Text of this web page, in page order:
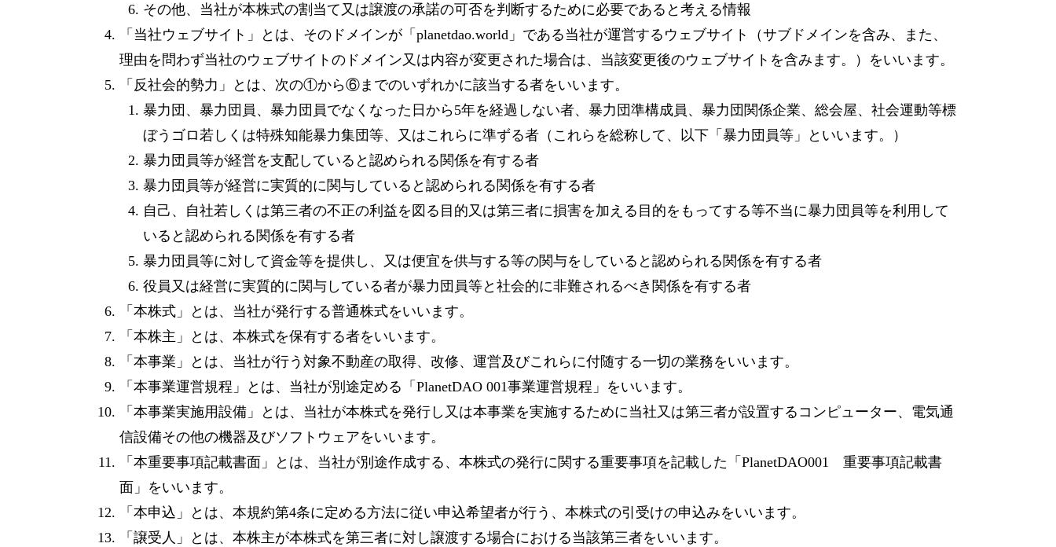
その他、当社が本株式の割当て又は譲渡の承諾の可否を判断するために必要であると考える情報
「当社ウェブサイト」とは、そのドメインが「planetdao.world」である当社が運営するウェブサイト（サブドメインを含み、また、
理由を問わず当社のウェブサイトのドメイン又は内容が変更された場合は、当該変更後のウェブサイトを含みます。）をいいます。
「反社会的勢力」とは、次の①から⑥までのいずれかに該当する者をいいます。
暴力団、暴力団員、暴力団員でなくなった日から5年を経過しない者、暴力団準構成員、暴力団関係企業、総会屋、社会運動等標
ぼうゴロ若しくは特殊知能暴力集団等、又はこれらに準ずる者（これらを総称して、以下「暴力団員等」といいます。）
暴力団員等が経営を支配していると認められる関係を有する者
暴力団員等が経営に実質的に関与していると認められる関係を有する者
自己、自社若しくは第三者の不正の利益を図る目的又は第三者に損害を加える目的をもってする等不当に暴力団員等を利用して
いると認められる関係を有する者
暴力団員等に対して資金等を提供し、又は便宜を供与する等の関与をしていると認められる関係を有する者
役員又は経営に実質的に関与している者が暴力団員等と社会的に非難されるべき関係を有する者
「本株式」とは、当社が発行する普通株式をいいます。
「本株主」とは、本株式を保有する者をいいます。
「本事業」とは、当社が行う対象不動産の取得、改修、運営及びこれらに付随する一切の業務をいいます。
「本事業運営規程」とは、当社が別途定める「PlanetDAO 001事業運営規程」をいいます。
「本事業実施用設備」とは、当社が本株式を発行し又は本事業を実施するために当社又は第三者が設置するコンピューター、電気通
信設備その他の機器及びソフトウェアをいいます。
「本重要事項記載書面」とは、当社が別途作成する、本株式の発行に関する重要事項を記載した「PlanetDAO001 重要事項記載書
面」をいいます。
「本申込」とは、本規約第4条に定める方法に従い申込希望者が行う、本株式の引受けの申込みをいいます。
「譲受人」とは、本株主が本株式を第三者に対し譲渡する場合における当該第三者をいいます。